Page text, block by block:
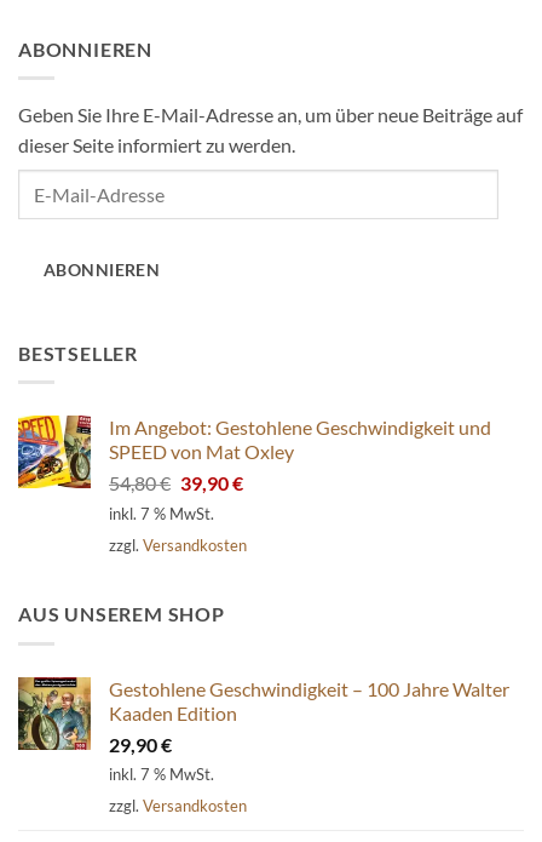
ABONNIEREN
Geben Sie Ihre E-Mail-Adresse an, um über neue Beiträge auf
dieser Seite informiert zu werden.
ABONNIEREN
BESTSELLER
Im Angebot: Gestohlene Geschwindigkeit und
SPEED von Mat Oxley
54,80€ Ursprünglicher
Preis
54,80 €
39,90€Aktueller
39,90 €.
inkl. 7 % MwSt.
zzgl. Versandkosten
AUS UNSEREM SHOP
Gestohlene Geschwindigkeit – 100 Jahre Walter
Kaaden Edition
29,90€
inkl. 7 % MwSt.
zzgl. Versandkosten